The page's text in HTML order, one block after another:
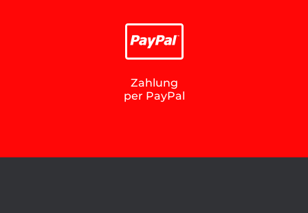
Zahlung
per PayPal